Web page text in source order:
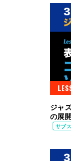
ジャ
の展
サブ